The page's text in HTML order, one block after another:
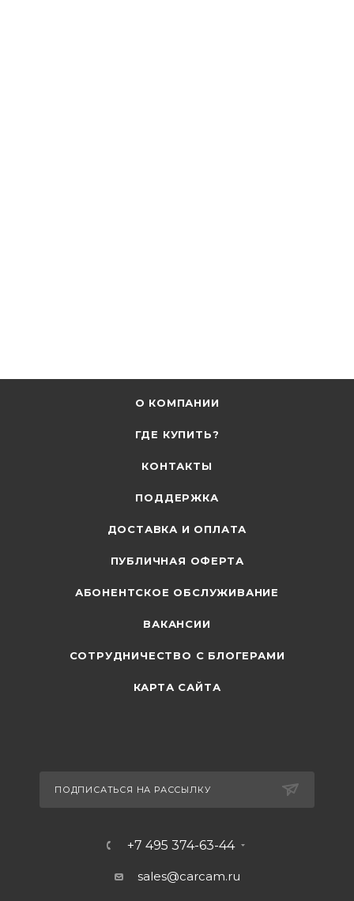
О КОМПАНИИ
ГДЕ КУПИТЬ?
КОНТАКТЫ
ПОДДЕРЖКА
ДОСТАВКА И ОПЛАТА
ПУБЛИЧНАЯ ОФЕРТА
АБОНЕНТСКОЕ ОБСЛУЖИВАНИЕ
ВАКАНСИИ
СОТРУДНИЧЕСТВО С БЛОГЕРАМИ
КАРТА САЙТА
ПОДПИСАТЬСЯ НА РАССЫЛКУ
+7 495 374-63-44
sales@carcam.ru